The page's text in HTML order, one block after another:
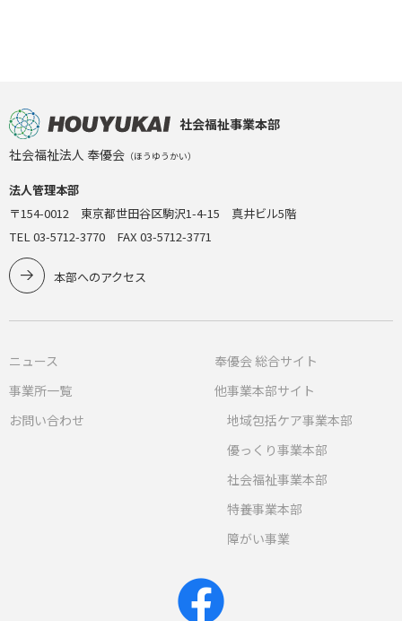
社会福祉事業本部
社会福祉法人 奉優会 （ほうゆうかい）
法人管理本部
〒154-0012 東京都世田谷区駒沢1-4-15 真井ビル5階
TEL 03-5712-3770 FAX 03-5712-3771
本部へのアクセス
ニュース
事業所一覧
お問い合わせ
奉優会 総合サイト
他事業本部サイト
地域包括ケア事業本部
優っくり事業本部
社会福祉事業本部
特養事業本部
障がい事業